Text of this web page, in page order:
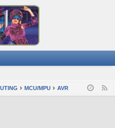
MCU/MPU AVR